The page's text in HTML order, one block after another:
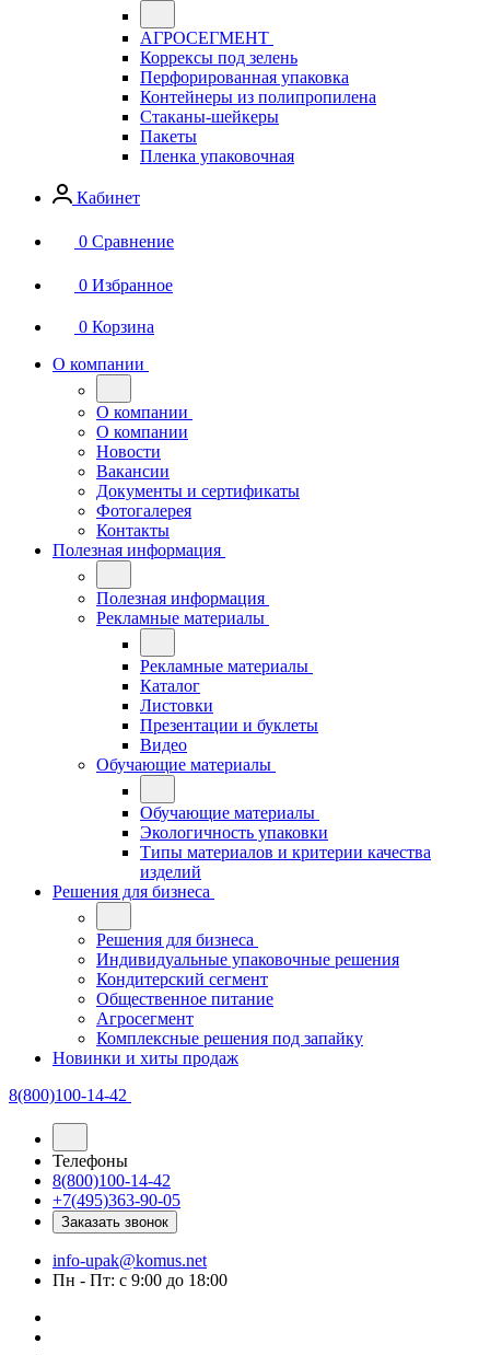
АГРОСЕГМЕНТ
Коррексы под зелень
Перфорированная упаковка
Контейнеры из полипропилена
Стаканы-шейкеры
Пакеты
Пленка упаковочная
Кабинет
0 Сравнение
0 Избранное
0 Корзина
О компании
О компании
О компании
Новости
Вакансии
Документы и сертификаты
Фотогалерея
Контакты
Полезная информация
Полезная информация
Рекламные материалы
Рекламные материалы
Каталог
Листовки
Презентации и буклеты
Видео
Обучающие материалы
Обучающие материалы
Экологичность упаковки
Типы материалов и критерии качества
изделий
Решения для бизнеса
Решения для бизнеса
Индивидуальные упаковочные решения
Кондитерский сегмент
Общественное питание
Агросегмент
Комплексные решения под запайку
Новинки и хиты продаж
8(800)100-14-42
Телефоны
8(800)100-14-42
+7(495)363-90-05
Заказать звонок
info-upak@komus.net
Пн - Пт: с 9:00 до 18:00